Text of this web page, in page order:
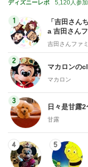
ディズニーレポ 5,120人参
1
「吉田さん
a 吉田さん
吉田さんファ
2
マカロンの
マカロン
3
日々是甘露
甘露
4 5